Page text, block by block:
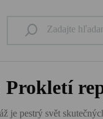
Prokletí
je pestrý svět